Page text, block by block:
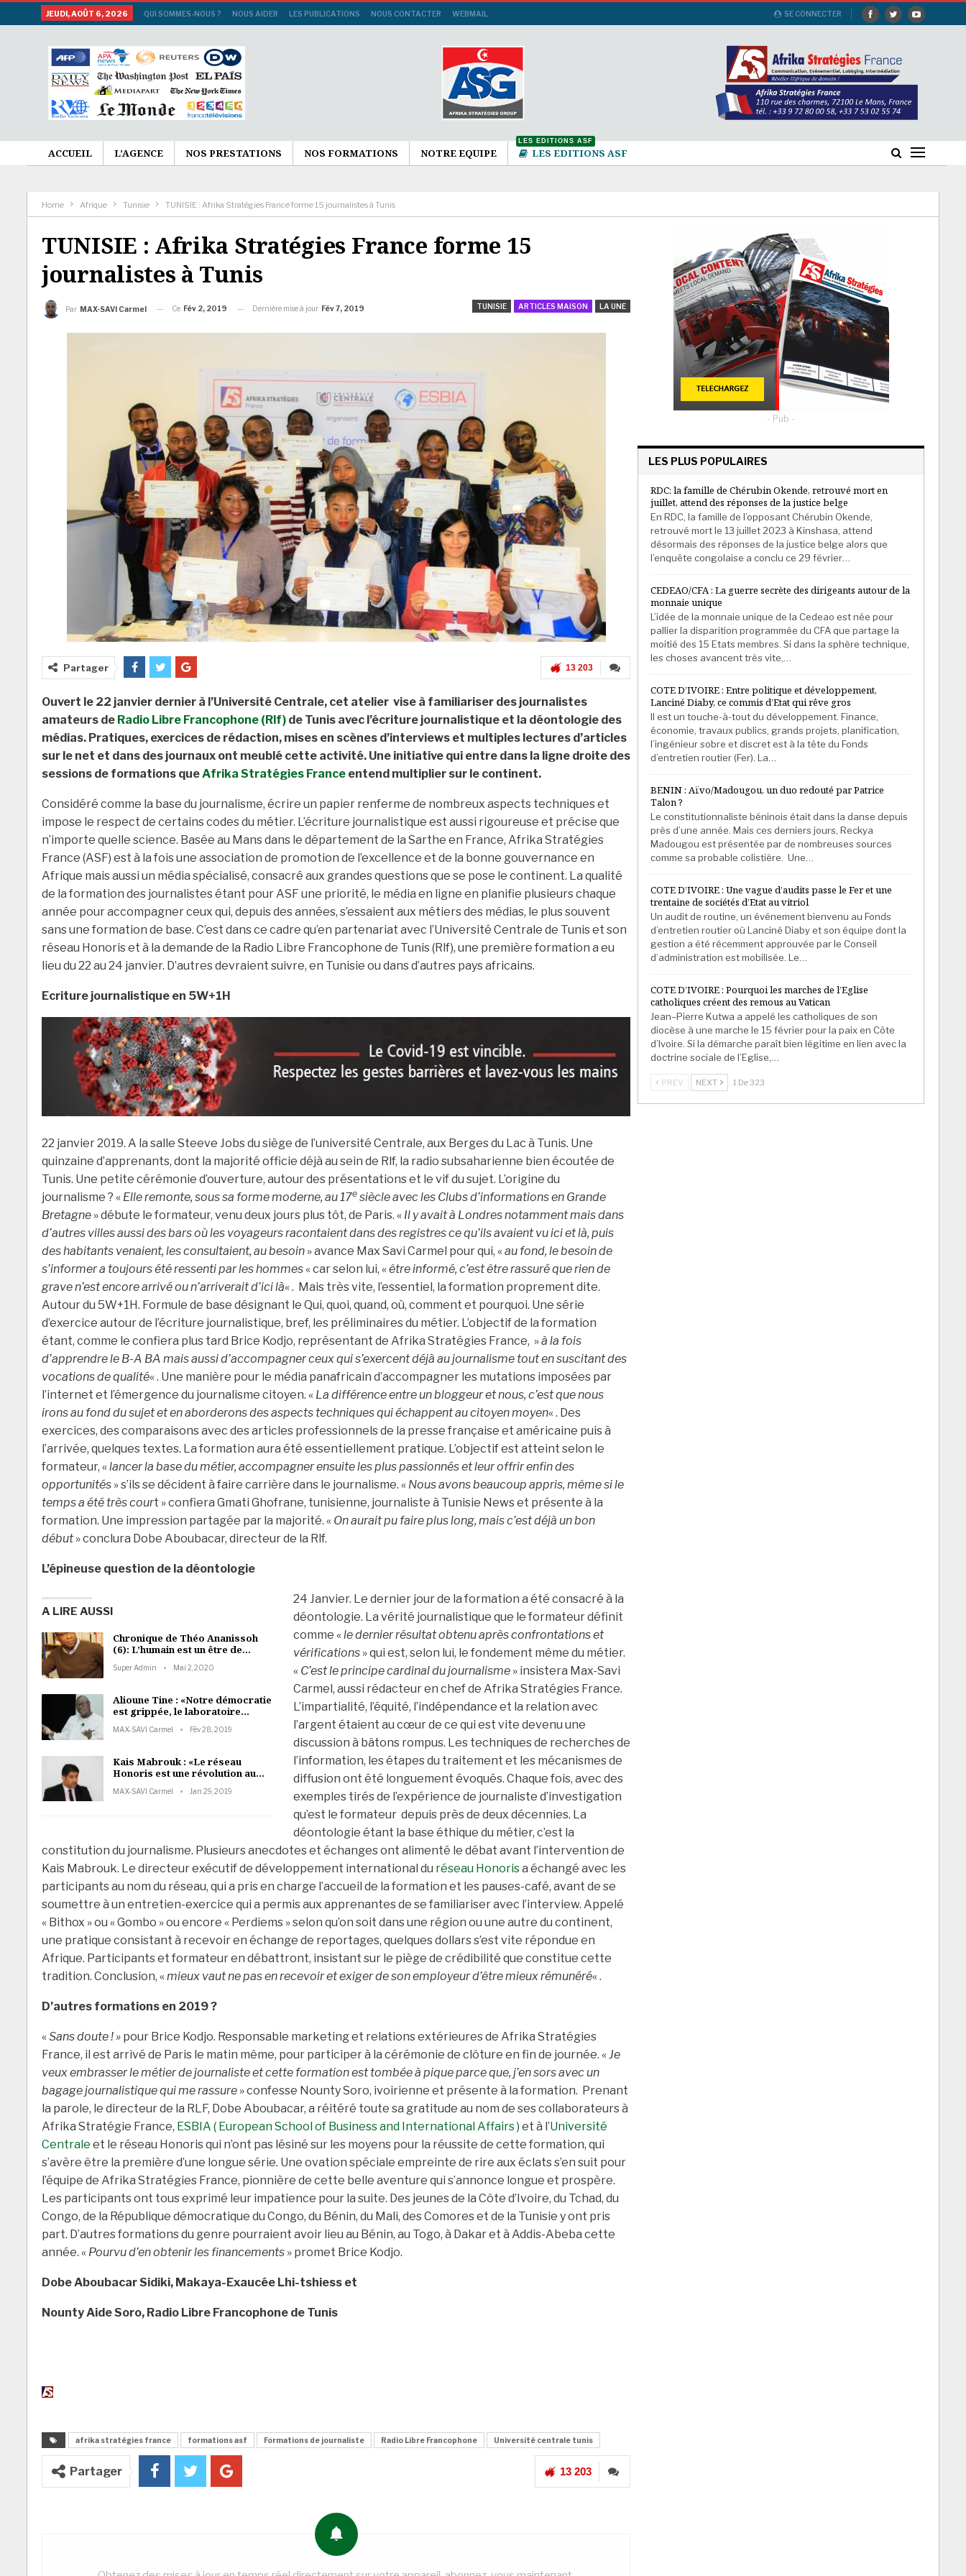
SE CONNECTER
JEUDI, AOÛT 6, 2026 QUI SOMMES-NOUS ? NOUS AIDER LES PUBLICATIONS NOUS CONTACTER WEBMAIL
ACCUEIL L’AGENCE NOS PRESTATIONS NOS FORMATIONS NOTRE EQUIPE LES EDITIONS ASF
LES EDITIONS ASF
Home Afrique Tunisie TUNISIE : Afrika Stratégies France forme 15 journalistes à Tunis
TUNISIE : Afrika Stratégies France forme 15
journalistes à Tunis
TUNISIE ARTICLES MAISON LA UNE
Par MAX-SAVI Carmel Ce Fév 2, 2019 Dernière mise à jour Fév 7, 2019
13 203
Partager
Ouvert le 22 janvier dernier à l’Université Centrale, cet atelier vise à familiariser des journalistes
amateurs de Radio Libre Francophone (Rlf) de Tunis avec l’écriture journalistique et la déontologie des
médias. Pratiques, exercices de rédaction, mises en scènes d’interviews et multiples lectures d’articles
sur le net et dans des journaux ont meublé cette activité. Une initiative qui entre dans la ligne droite des
sessions de formations queAfrika Stratégies France entend multiplier sur le continent.
Considéré comme la base du journalisme, écrire un papier renferme de nombreux aspects techniques et
impose le respect de certains codes du métier. L’écriture journalistique est aussi rigoureuse et précise que
n’importe quelle science. Basée au Mans dans le département de la Sarthe en France, Afrika Stratégies
France (ASF) est à la fois une association de promotion de l’excellence et de la bonne gouvernance en
Afrique mais aussi un média spécialisé, consacré aux grandes questions que se pose le continent. La qualité
de la formation des journalistes étant pour ASF une priorité, le média en ligne en planifie plusieurs chaque
année pour accompagner ceux qui, depuis des années, s’essaient aux métiers des médias, le plus souvent
sans une formation de base. C’est dans ce cadre qu’en partenariat avec l’Université Centrale de Tunis et son
réseau Honoris et à la demande de la Radio Libre Francophone de Tunis (Rlf), une première formation a eu
lieu du 22 au 24 janvier. D’autres devraient suivre, en Tunisie ou dans d’autres pays africains.
Ecriture journalistique en 5W+1H
22 janvier 2019. A la salle Steeve Jobs du siège de l’université Centrale, aux Berges du Lac à Tunis. Une
quinzaine d’apprenants, dont la majorité officie déjà au sein de Rlf, la radio subsaharienne bien écoutée de
Tunis. Une petite cérémonie d’ouverture, autour des présentations et le vif du sujet. L’origine du
journalisme ? « Elle remonte, sous sa forme moderne, au 17e siècle avec les Clubs d’informations en Grande
Bretagne » débute le formateur, venu deux jours plus tôt, de Paris. « Il y avait à Londres notamment mais dans
d’autres villes aussi des bars où les voyageurs racontaient dans des registres ce qu’ils avaient vu ici et là, puis
des habitants venaient, les consultaient, au besoin » avance Max Savi Carmel pour qui, «au fond, le besoin de
s’informer a toujours été ressenti par les hommes« car selon lui, «être informé, c’est être rassuré que rien de
grave n’est encore arrivé ou n’arriverait d’ici là« . Mais très vite, l’essentiel, la formation proprement dite.
Autour du 5W+1H. Formule de base désignant le Qui, quoi, quand, où, comment et pourquoi. Une série
d’exercice autour de l’écriture journalistique, bref, les préliminaires du métier. L’objectif de la formation
étant, comme le confiera plus tard Brice Kodjo, représentant de Afrika Stratégies France, »à la fois
d’apprendre le B-A BA mais aussi d’accompagner ceux qui s’exercent déjà au journalisme tout en suscitant des
vocations de qualité« . Une manière pour le média panafricain d’accompagner les mutations imposées par
l’internet et l’émergence du journalisme citoyen. « La différence entre un bloggeur et nous, c’est que nous
irons au fond du sujet et en aborderons des aspects techniques qui échappent au citoyen moyen« . Des
exercices, des comparaisons avec des articles professionnels de la presse française et américaine puis à
l’arrivée, quelques textes. La formation aura été essentiellement pratique. L’objectif est atteint selon le
formateur, «lancer la base du métier, accompagner ensuite les plus passionnés et leur offrir enfin des
opportunités » s’ils se décident à faire carrière dans le journalisme. « Nous avons beaucoup appris, même si le
temps a été très court » confiera Gmati Ghofrane, tunisienne, journaliste à Tunisie News et présente à la
formation. Une impression partagée par la majorité. « On aurait pu faire plus long, mais c’est déjà un bon
début» conclura Dobe Aboubacar, directeur de la Rlf.
L’épineuse question de la déontologie
A LIRE AUSSI
Chronique de Théo Ananissoh
(6): L’humain est un être de…
Super Admin Mai 2, 2020
Alioune Tine : «Notre démocratie
est grippée, le laboratoire…
MAX-SAVI Carmel Fév 28, 2019
Kais Mabrouk : «Le réseau
Honoris est une révolution au…
MAX-SAVI Carmel Jan 29, 2019
24 Janvier. Le dernier jour de la formation a été consacré à la
déontologie. La vérité journalistique que le formateur définit
comme «le dernier résultat obtenu après confrontations et
vérifications » qui est, selon lui, le fondement même du métier.
« C’est le principe cardinal du journalisme » insistera Max-Savi
Carmel, aussi rédacteur en chef de Afrika Stratégies France.
L’impartialité, l’équité, l’indépendance et la relation avec
l’argent étaient au cœur de ce qui est vite devenu une
discussion à bâtons rompus. Les techniques de recherches de
l’information, les étapes du traitement et les mécanismes de
diffusion ont été longuement évoqués. Chaque fois, avec des
exemples tirés de l’expérience de journaliste d’investigation
qu’est le formateur depuis près de deux décennies. La
déontologie étant la base éthique du métier, c’est la
constitution du journalisme. Plusieurs anecdotes et échanges ont alimenté le débat avant l’intervention de
Kais Mabrouk. Le directeur exécutif de développement international du réseau Honorisa échangé avec les
participants au nom du réseau, qui a pris en charge l’accueil de la formation et les pauses-café, avant de se
soumettre à un entretien-exercice qui a permis aux apprenantes de se familiariser avec l’interview. Appelé
« Bithox » ou « Gombo » ou encore « Perdiems » selon qu’on soit dans une région ou une autre du continent,
une pratique consistant à recevoir en échange de reportages, quelques dollars s’est vite répondue en
Afrique. Participants et formateur en débattront, insistant sur le piège de crédibilité que constitue cette
tradition. Conclusion, «mieux vaut ne pas en recevoir et exiger de son employeur d’être mieux rémunéré« .
D’autres formations en 2019 ?
«Sans doute ! » pour Brice Kodjo. Responsable marketing et relations extérieures de Afrika Stratégies
France, il est arrivé de Paris le matin même, pour participer à la cérémonie de clôture en fin de journée. «Je
veux embrasser le métier de journaliste et cette formation est tombée à pique parce que, j’en sors avec un
bagage journalistique qui me rassure » confesse Nounty Soro, ivoirienne et présente à la formation. Prenant
la parole, le directeur de la RLF, Dobe Aboubacar, a réitéré toute sa gratitude au nom de ses collaborateurs à
Afrika Stratégie France, ESBIA ( European School of Business and International Affairs ) et à l’Université
Centrale et le réseau Honoris qui n’ont pas lésiné sur les moyens pour la réussite de cette formation, qui
s’avère être la première d’une longue série. Une ovation spéciale empreinte de rire aux éclats s’en suit pour
l’équipe de Afrika Stratégies France, pionnière de cette belle aventure qui s’annonce longue et prospère.
Les participants ont tous exprimé leur impatience pour la suite. Des jeunes de la Côte d’Ivoire, du Tchad, du
Congo, de la République démocratique du Congo, du Bénin, du Mali, des Comores et de la Tunisie y ont pris
part. D’autres formations du genre pourraient avoir lieu au Bénin, au Togo, à Dakar et à Addis-Abeba cette
année. « Pourvu d’en obtenir les financements » promet Brice Kodjo.
Dobe Aboubacar Sidiki, Makaya-Exaucée Lhi-tshiess et
Nounty Aide Soro, Radio Libre Francophone de Tunis
afrika stratégies france formations asf Formations de journaliste Radio Libre Francophone Université centrale tunis
13 203
Partager
- Pub -
LES PLUS POPULAIRES
RDC: la famille de Chérubin Okende, retrouvé mort en
juillet, attend des réponses de la justice belge
En RDC, la famille de l’opposant Chérubin Okende,
retrouvé mort le 13 juillet 2023 à Kinshasa, attend
désormais des réponses de la justice belge alors que
l’enquête congolaise a conclu ce 29 février…
CEDEAO/CFA : La guerre secrète des dirigeants autour de la
monnaie unique
L’idée de la monnaie unique de la Cedeao est née pour
pallier la disparition programmée du CFA que partage la
moitié des 15 Etats membres. Si dans la sphère technique,
les choses avancent très vite,…
COTE D’IVOIRE : Entre politique et développement,
Lanciné Diaby, ce commis d’Etat qui rêve gros
Il est un touche-à-tout du développement. Finance,
économie, travaux publics, grands projets, planification,
l’ingénieur sobre et discret est à la tête du Fonds
d’entretien routier (Fer). La…
BENIN : Aïvo/Madougou, un duo redouté par Patrice
Talon ?
Le constitutionnaliste béninois était dans la danse depuis
près d’une année. Mais ces derniers jours, Reckya
Madougou est présentée par de nombreuses sources
comme sa probable colistière. Une…
COTE D’IVOIRE : Une vague d’audits passe le Fer et une
trentaine de sociétés d’Etat au vitriol
Un audit de routine, un événement bienvenu au Fonds
d’entretien routier où Lanciné Diaby et son équipe dont la
gestion a été récemment approuvée par le Conseil
d’administration est mobilisée. Le…
COTE D’IVOIRE : Pourquoi les marches de l’Eglise
catholiques créent des remous au Vatican
Jean–Pierre Kutwa a appelé les catholiques de son
diocèse à une marche le 15 février pour la paix en Côte
d’Ivoire. Si la démarche paraît bien légitime en lien avec la
doctrine sociale de l’Eglise,…
PREV NEXT 1 De 323